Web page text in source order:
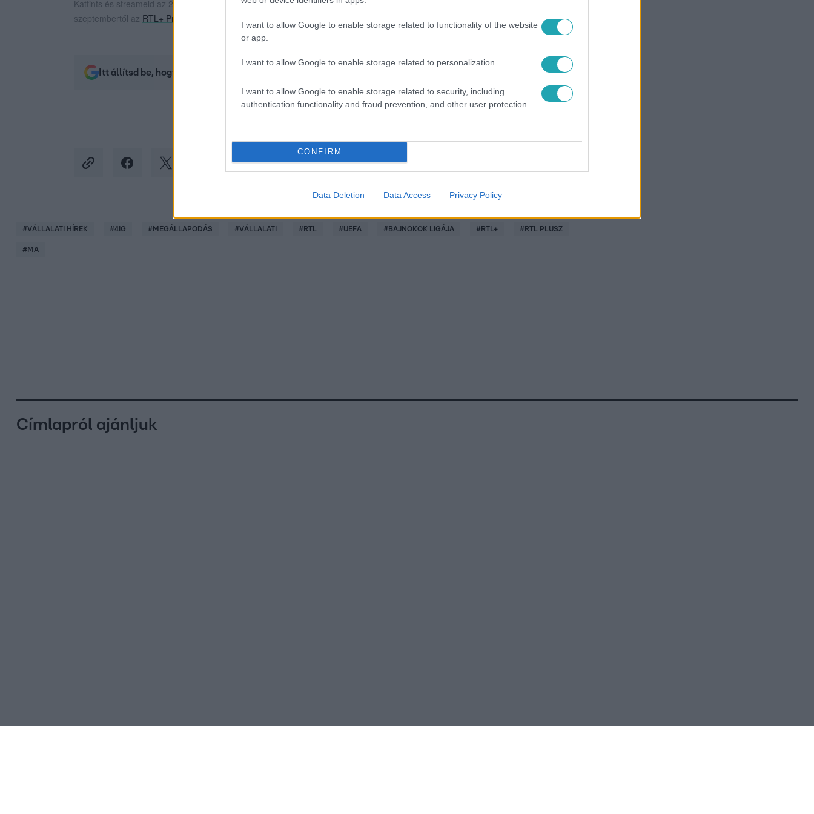
I want to allow Google to enable storage related to functionality of the website
or app.
I want to allow Google to enable storage related to personalization.
I want to allow Google to enable storage related to security, including
authentication functionality and fraud prevention, and other user protection.
CONFIRM
Data Deletion Data Access Privacy Policy
Kattints és streameld az 2025/2026-os UEFA Bajnokok Ligája, Európa Liga és Konferencia Liga szezon mérkőzéseit
szeptembertől az RTL+ Premiumon
Itt állítsd be, hogy az RTL.hu az elsők között legyen a Google-találatokban!
#VÁLLALATI HÍREK #4IG #MEGÁLLAPODÁS #VÁLLALATI #RTL #UEFA #BAJNOKOK LIGÁJA #RTL+ #RTL PLUSZ
#MA
Címlapról ajánljuk